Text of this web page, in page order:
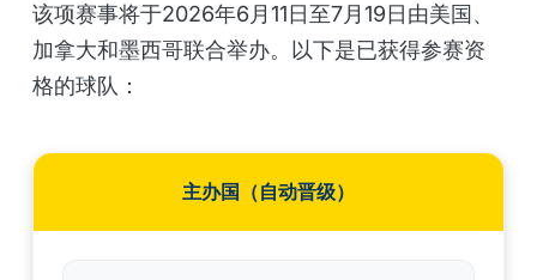
该项赛事将于2026年6月11日至7月19日由美国、
加拿大和墨西哥联合举办。以下是已获得参赛资
格的球队：
主办国（自动晋级）